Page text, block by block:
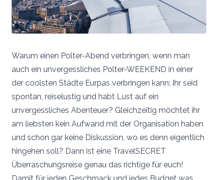
Warum einen Polter-Abend verbringen, wenn man
auch ein unvergessliches Polter-WEEKEND in einer
der coolsten Städte Eurpas verbringen kann: Ihr seid
spontan, reiselustig und habt Lust auf ein
unvergessliches Abenteuer? Gleichzeitig möchtet ihr
am liebsten kein Aufwand mit der Organisation haben
und schon gar keine Diskussion, wo es denn eigentlich
hingehen soll? Dann ist eine TravelSECRET
Überraschungsreise genau das richtige für euch!